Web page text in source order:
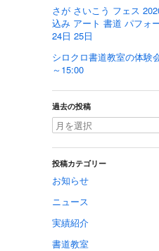
さが さいこう フェス
込み アート 書道 パフォ
24日 25日
シロクロ書道教室の体験
～15:00
過去の投稿
投稿カテゴリー
お知らせ
ニュース
実績紹介
書道教室